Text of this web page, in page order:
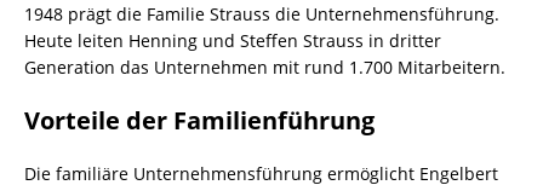
1948 prägt die Familie Strauss die Unternehmensführung.
Heute leiten Henning und Steffen Strauss in dritter
Generation das Unternehmen mit rund 1.700 Mitarbeitern.
Vorteile der Familienführung
Die familiäre Unternehmensführung ermöglicht Engelbert